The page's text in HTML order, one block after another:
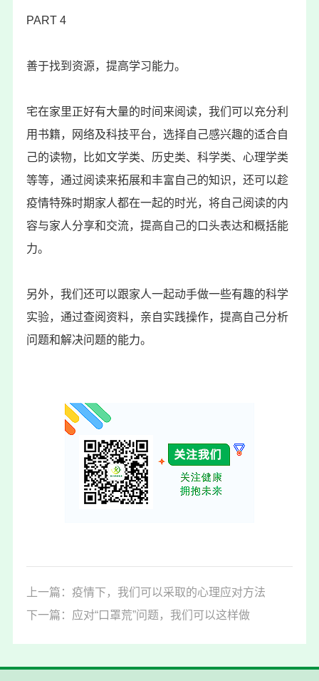
PART 4
善于找到资源，提高学习能力。
宅在家里正好有大量的时间来阅读，我们可以充分利
用书籍，网络及科技平台，选择自己感兴趣的适合自
己的读物，比如文学类、历史类、科学类、心理学类
等等，通过阅读来拓展和丰富自己的知识，还可以趁
疫情特殊时期家人都在一起的时光，将自己阅读的内
容与家人分享和交流，提高自己的口头表达和概括能
力。
另外，我们还可以跟家人一起动手做一些有趣的科学
实验，通过查阅资料，亲自实践操作，提高自己分析
问题和解决问题的能力。
上一篇：疫情下，我们可以采取的心理应对方法
下一篇：应对“口罩荒”问题，我们可以这样做